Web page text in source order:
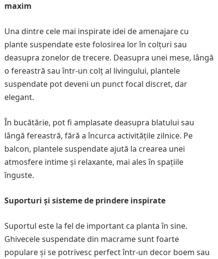
maxim
Una dintre cele mai inspirate idei de amenajare cu
plante suspendate este folosirea lor în colțuri sau
deasupra zonelor de trecere. Deasupra unei mese, lângă
o fereastră sau într-un colț al livingului, plantele
suspendate pot deveni un punct focal discret, dar
elegant.
În bucătărie, pot fi amplasate deasupra blatului sau
lângă fereastră, fără a încurca activitățile zilnice. Pe
balcon, plantele suspendate ajută la crearea unei
atmosfere intime și relaxante, mai ales în spațiile
înguste.
Suporturi și sisteme de prindere inspirate
Suportul este la fel de important ca planta în sine.
Ghivecele suspendate din macrame sunt foarte
populare și se potrivesc perfect într-un decor boem sau